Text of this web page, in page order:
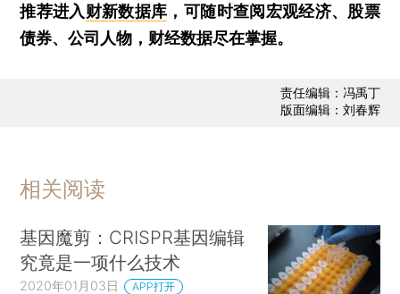
推荐进入财新数据库 ，可随时查阅宏观经济、股票
债券、公司人物，财经数据尽在掌握。
责任编辑：冯禹丁
版面编辑：刘春辉
相关阅读
基因魔剪：CRISPR基因编辑
究竟是一项什么技术
2020年01月03日 APP打开